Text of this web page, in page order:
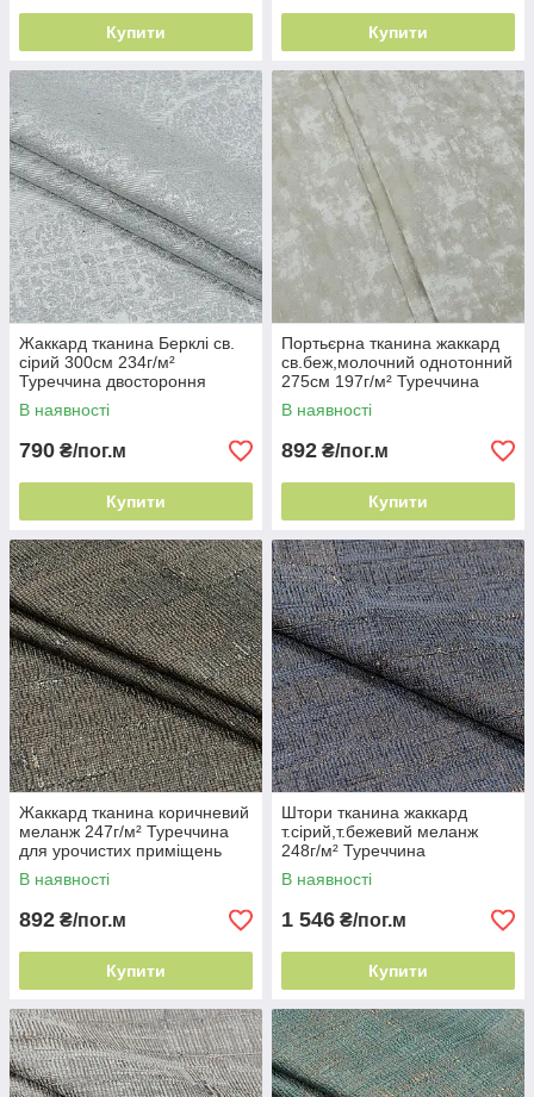
Купити Купити
Жаккард тканина Берклі св.
сірий 300см 234г/м²
Туреччина двостороння
портьєра
В наявності
790 ₴/пог.м
Купити
Портьєрна тканина жаккард
св.беж,молочний однотонний
275см 197г/м² Туреччина
цупкий матеріал
В наявності
892 ₴/пог.м
Купити
Жаккард тканина коричневий
меланж 247г/м² Туреччина
для урочистих приміщень
В наявності
892 ₴/пог.м
Купити
Штори тканина жаккард
т.сірий,т.бежевий меланж
248г/м² Туреччина
двостороння портьєра
В наявності
1 546 ₴/пог.м
Купити